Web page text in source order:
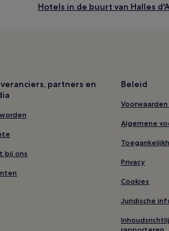
Hotels in de buurt van Halles
Lhbtq-Vriendelijke in Avignon
Hotels in de buurt van Château
Hotels in St.-Rémy-de-Provence
partners en
bij ons
Beleid
Algemene
Privacy
Cookies
Juridische